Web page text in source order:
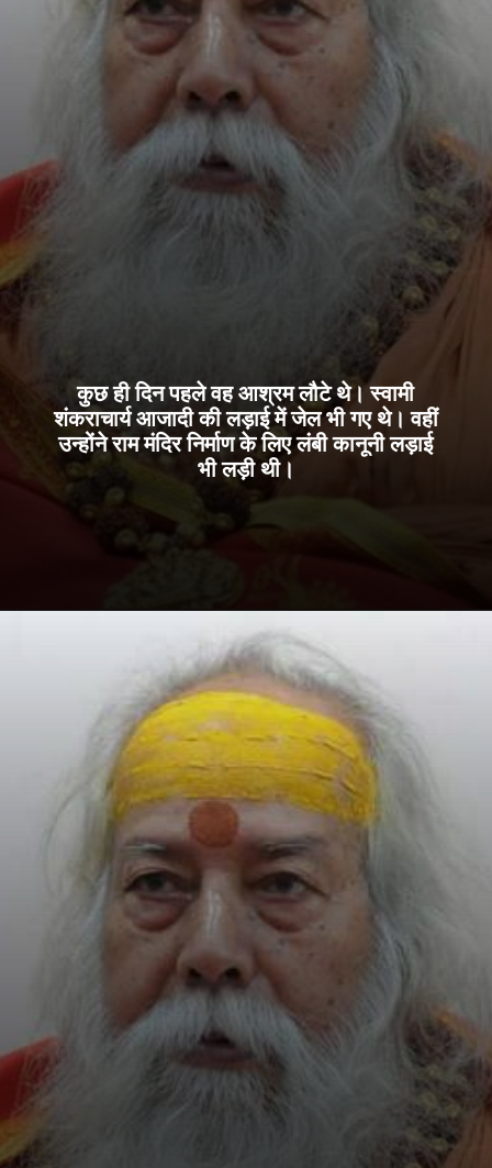
कुछ ही दिन पहले वह आश्रम लौटे थे। स्वामी
शंकराचार्य आजादी की लड़ाई में जेल भी गए थे। वहीं
उन्होंने राम मंदिर निर्माण के लिए लंबी कानूनी लड़ाई
भी लड़ी थी।